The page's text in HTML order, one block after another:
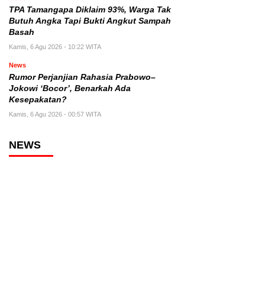
TPA Tamangapa Diklaim 93%, Warga Tak
Butuh Angka Tapi Bukti Angkut Sampah
Basah
Kamis, 6 Agu 2026 - 10:22 WITA
News
Rumor Perjanjian Rahasia Prabowo–
Jokowi ‘Bocor’, Benarkah Ada
Kesepakatan?
Kamis, 6 Agu 2026 - 00:57 WITA
NEWS